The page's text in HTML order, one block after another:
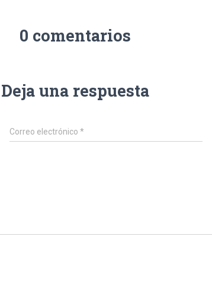
0 comentarios
Deja una respuesta
Correo electrónico*